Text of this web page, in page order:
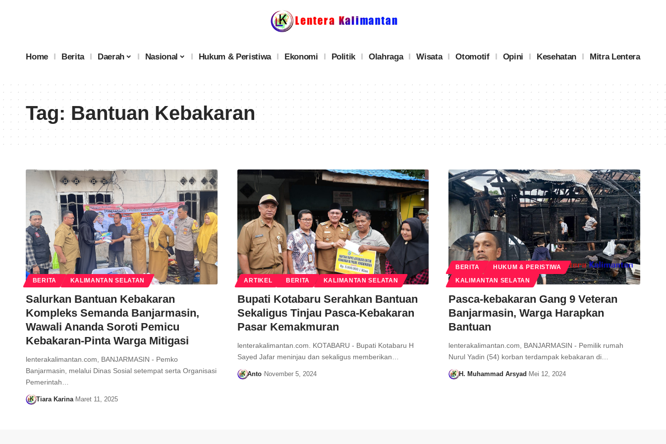
Home Berita Daerah Nasional Hukum & Peristiwa Ekonomi Politik Olahraga Wisata Otomotif Opini Kesehatan Mitra Lentera
Tag:Bantuan Kebakaran
BERITA KALIMANTAN SELATAN
Salurkan Bantuan Kebakaran
Kompleks Semanda Banjarmasin,
Wawali Ananda Soroti Pemicu
Kebakaran-Pinta Warga Mitigasi
lenterakalimantan.com, BANJARMASIN - Pemko
Banjarmasin, melalui Dinas Sosial setempat serta Organisasi
Pemerintah…
Tiara Karina Maret 11, 2025
ARTIKEL BERITA KALIMANTAN SELATAN
Bupati Kotabaru Serahkan Bantuan
Sekaligus Tinjau Pasca-Kebakaran
Pasar Kemakmuran
lenterakalimantan.com. KOTABARU - Bupati Kotabaru H
Sayed Jafar meninjau dan sekaligus memberikan…
Anto November 5, 2024
BERITA HUKUM & PERISTIWA
KALIMANTAN SELATAN
Pasca-kebakaran Gang 9 Veteran
Banjarmasin, Warga Harapkan
Bantuan
lenterakalimantan.com, BANJARMASIN - Pemilik rumah
Nurul Yadin (54) korban terdampak kebakaran di…
H. Muhammad Arsyad Mei 12, 2024